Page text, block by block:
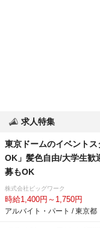
求人特集
東京ドームのイベント
OK」髪色自由/大学生歓
募もOK
株式会社ビッグワーク
時給1,400円～1,750円
アルバイト・パート / 東京都